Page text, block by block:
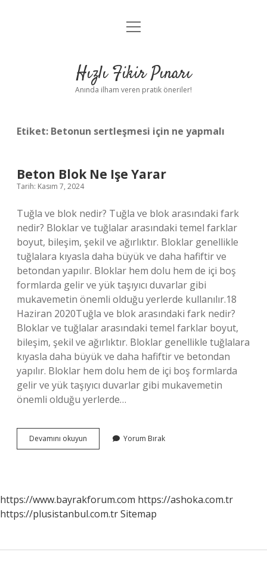
Anasayfa
Yasal Uyarı
menüyü
Hızlı Fikir Pınarı
Anında ilham veren pratik öneriler!
Etiket: Betonun sertleşmesi için ne yapmalı
Beton Blok Ne Işe Yarar
Tarih: Kasım 7, 2024
Tuğla ve blok nedir? Tuğla ve blok arasındaki fark
nedir? Bloklar ve tuğlalar arasındaki temel farklar
boyut, bileşim, şekil ve ağırlıktır. Bloklar genellikle
tuğlalara kıyasla daha büyük ve daha hafiftir ve
betondan yapılır. Bloklar hem dolu hem de içi boş
formlarda gelir ve yük taşıyıcı duvarlar gibi
mukavemetin önemli olduğu yerlerde kullanılır.18
Haziran 2020Tuğla ve blok arasındaki fark nedir?
Bloklar ve tuğlalar arasındaki temel farklar boyut,
bileşim, şekil ve ağırlıktır. Bloklar genellikle tuğlalara
kıyasla daha büyük ve daha hafiftir ve betondan
yapılır. Bloklar hem dolu hem de içi boş formlarda
gelir ve yük taşıyıcı duvarlar gibi mukavemetin
önemli olduğu yerlerde…
Devamını okuyun
Blok
Yorum Bırak
https://www.bayrakforum.com https://ashoka.com.tr
https://plusistanbul.com.trSitemap